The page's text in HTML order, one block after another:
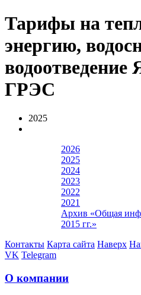
Тарифы на
энергию,
водоотведение
ГРЭС
2025
2026
2025
2024
2023
2022
2021
Архив «Общая
2015 гг.»
Контакты Карта сайта Наверх
VK Telegram
О компании